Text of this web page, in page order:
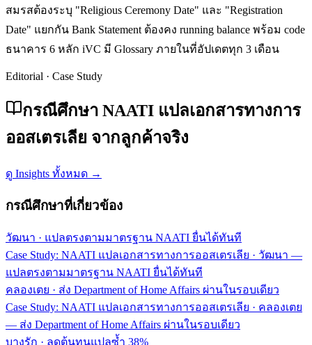
สมรสต้องระบุ "Religious Ceremony Date" และ "Registration
Date" แยกกัน Bank Statement ต้องคง running balance พร้อม code
ธนาคาร 6 หลัก iVC มี Glossary ภายในที่อัปเดตทุก 3 เดือน
Editorial · Case Study
กรณีศึกษา NAATI แปลเอกสารทางการ
ออสเตรเลีย จากลูกค้าจริง
ดู Insights ทั้งหมด →
กรณีศึกษาที่เกี่ยวข้อง
วัฒนา · แปลตรงตามมาตรฐาน NAATI ยื่นได้ทันที
Case Study: NAATI แปลเอกสารทางการออสเตรเลีย · วัฒนา —
แปลตรงตามมาตรฐาน NAATI ยื่นได้ทันที
คลองเตย · ส่ง Department of Home Affairs ผ่านในรอบเดียว
Case Study: NAATI แปลเอกสารทางการออสเตรเลีย · คลองเตย
— ส่ง Department of Home Affairs ผ่านในรอบเดียว
บางรัก · ลดต้นทุนแปลซ้ำ 38%